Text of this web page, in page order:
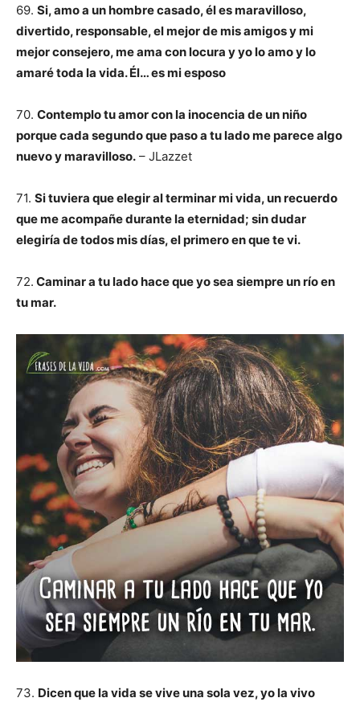
69. Si, amo a un hombre casado, él es maravilloso,
divertido, responsable, el mejor de mis amigos y mi
mejor consejero, me ama con locura y yo lo amo y lo
amaré toda la vida. Él… es mi esposo
70. Contemplo tu amor con la inocencia de un niño
porque cada segundo que paso a tu lado me parece algo
nuevo y maravilloso. – JLazzet
71. Si tuviera que elegir al terminar mi vida, un recuerdo
que me acompañe durante la eternidad; sin dudar
elegiría de todos mis días, el primero en que te vi.
72. Caminar a tu lado hace que yo sea siempre un río en
tu mar.
73. Dicen que la vida se vive una sola vez, yo la vivo